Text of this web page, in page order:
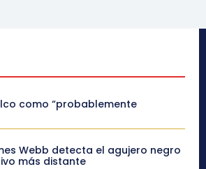
como “probablemente
Webb detecta el agujero negro
más distante